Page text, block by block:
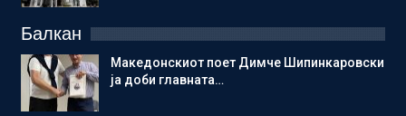
Балкан
Македонскиот поет Димче Шипинкаровски
ја доби главната…